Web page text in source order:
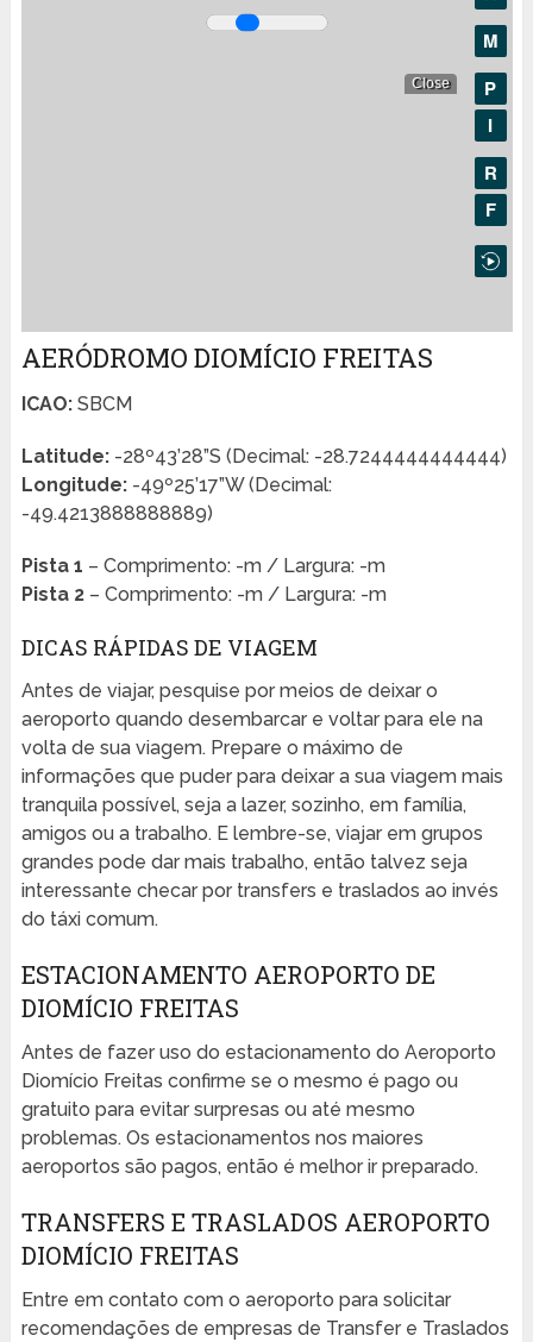
AERÓDROMO DIOMÍCIO FREITAS
ICAO:SBCM
Latitude:-28º43’28”S (Decimal: -28.7244444444444)
Longitude:-49º25’17”W (Decimal:
-49.4213888888889)
Pista 1 – Comprimento: -m / Largura: -m
Pista 2– Comprimento: -m / Largura: -m
DICAS RÁPIDAS DE VIAGEM
Antes de viajar, pesquise por meios de deixar o
aeroporto quando desembarcar e voltar para ele na
volta de sua viagem. Prepare o máximo de
informações que puder para deixar a sua viagem mais
tranquila possível, seja a lazer, sozinho, em família,
amigos ou a trabalho. E lembre-se, viajar em grupos
grandes pode dar mais trabalho, então talvez seja
interessante checar por transfers e traslados ao invés
do táxi comum.
ESTACIONAMENTO AEROPORTO DE
DIOMÍCIO FREITAS
Antes de fazer uso do estacionamento do Aeroporto
Diomício Freitas confirme se o mesmo é pago ou
gratuito para evitar surpresas ou até mesmo
problemas. Os estacionamentos nos maiores
aeroportos são pagos, então é melhor ir preparado.
TRANSFERS E TRASLADOS AEROPORTO
DIOMÍCIO FREITAS
Entre em contato com o aeroporto para solicitar
recomendações de empresas de Transfer e Traslados